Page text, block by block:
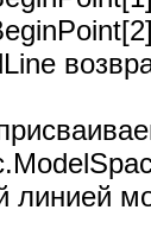
линией